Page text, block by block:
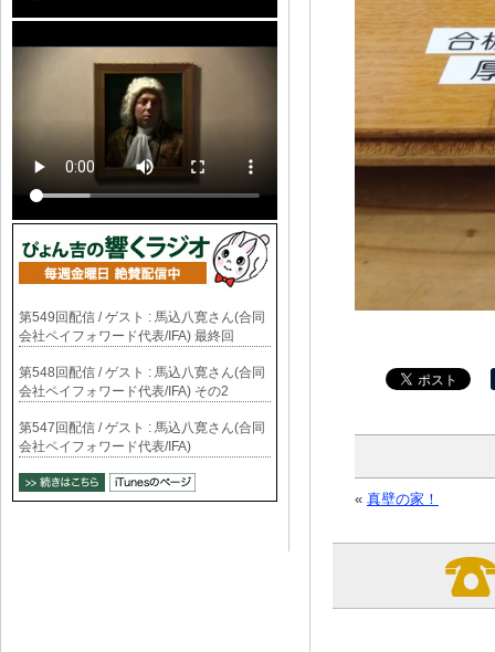
« 真壁の家！
第549回配信 / ゲスト : 馬込八寛さん(合同
会社ペイフォワード代表/IFA) 最終回
第548回配信 / ゲスト : 馬込八寛さん(合同
会社ペイフォワード代表/IFA) その2
第547回配信 / ゲスト : 馬込八寛さん(合同
会社ペイフォワード代表/IFA)